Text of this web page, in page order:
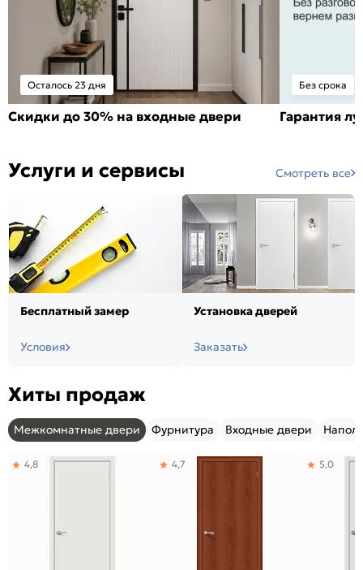
Осталось 23 дня
Скидки до 30% на входные двери
Без срока
Гарантия
Услуги и сервисы Смотреть все
Бесплатный замер
Условия
Установка дверей
Заказать
Хиты продаж
Межкомнатные двери Фурнитура Входные двери
4,8 4,7 5,0